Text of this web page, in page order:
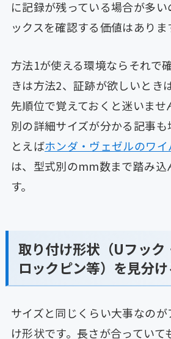
に記録が残っている場合が多
ックスを確認する価値はありま
方法1が使える環境ならそれで
きは方法2、証跡が欲しいとき
先順位で覚えておくと迷いま
別の詳細サイズが分かる記事も
とえばホンダ・ヴェゼルのワ
は、型式別のmm数まで踏み込
す。
取り付け形状（Uフック
ロックピン等）を見分
サイズと同じくらい大事なの
け形状です。長さが合っていて